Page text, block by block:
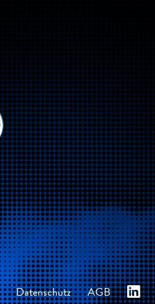
Datenschutz AGB